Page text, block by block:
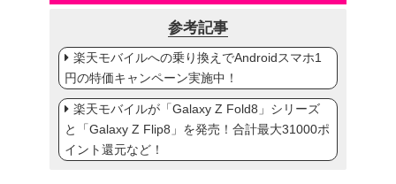
参考記事
楽天モバイルへの乗り換えでAndroidスマホ1
円の特価キャンペーン実施中！
楽天モバイルが「Galaxy Z Fold8」シリーズ
と「Galaxy Z Flip8」を発売！合計最大31000ポ
イント還元など！